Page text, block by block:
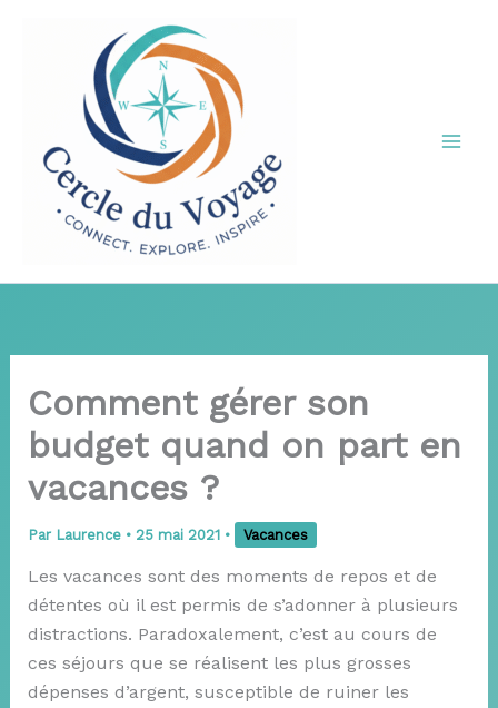
Comment gérer son
budget quand on part en
vacances ?
Par Laurence • 25 mai 2021 • Vacances
Les vacances sont des moments de repos et de
détentes où il est permis de s’adonner à plusieurs
distractions. Paradoxalement, c’est au cours de
ces séjours que se réalisent les plus grosses
dépenses d’argent, susceptible de ruiner les